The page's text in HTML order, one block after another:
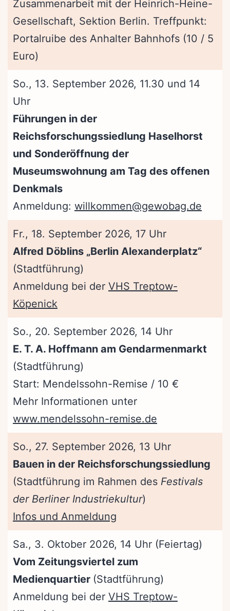
Zusammenarbeit mit der Heinrich-Heine-
Gesellschaft, Sektion Berlin. Treffpunkt:
Portalruibe des Anhalter Bahnhofs (10 / 5
Euro)
So., 13. September 2026, 11.30 und 14
Uhr
Führungen in der
Reichsforschungssiedlung Haselhorst
und Sonderöffnung der
Museumswohnung am Tag des offenen
Denkmals
Anmeldung: willkommen@gewobag.de
Fr., 18. September 2026, 17 Uhr
Alfred Döblins „Berlin Alexanderplatz“
(Stadtführung)
Anmeldung bei der VHS Treptow-
Köpenick
So., 20. September 2026, 14 Uhr
E. T. A. Hoffmann am Gendarmenmarkt
(Stadtführung)
Start: Mendelssohn-Remise / 10 €
Mehr Informationen unter
www.mendelssohn-remise.de
So., 27. September 2026, 13 Uhr
Bauen in der Reichsforschungssiedlung
(Stadtführung im Rahmen des Festivals
der Berliner Industriekultur)
Infos und Anmeldung
Sa., 3. Oktober 2026, 14 Uhr (Feiertag)
Vom Zeitungsviertel zum
Medienquartier (Stadtführung)
Anmeldung bei der VHS Treptow-